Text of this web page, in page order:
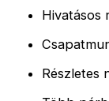
Hivatásos
Részletes